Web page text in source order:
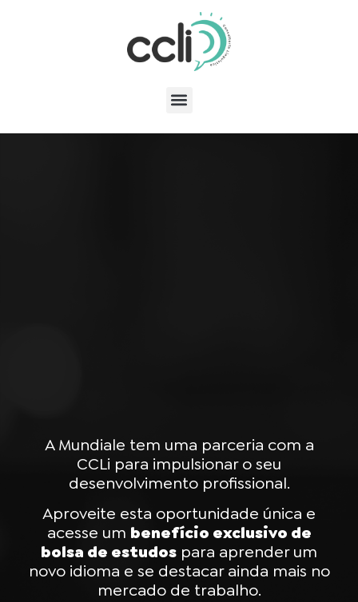
A Mundiale tem uma parceria com a
CCLi para impulsionar o seu
desenvolvimento profissional.
Aproveite esta oportunidade única e
acesse um benefício exclusivo de
bolsa de estudos para aprender um
novo idioma e se destacar ainda mais no
mercado de trabalho.